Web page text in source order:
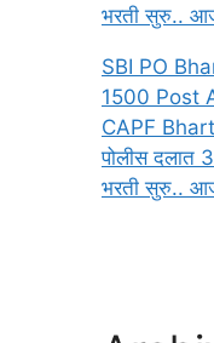
भरती सुरु..
SBI PO
1500 Post
CAPF
पोलीस दलात
भरती सुरु..